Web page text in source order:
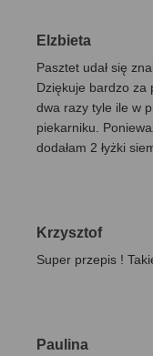
Elzbieta
Pasztet udał się
Dziękuje bardzo za
dwa razy tyle ile w
piekarniku.
dodałam 2 łyżki
Krzysztof
Super przepis !
Paulina